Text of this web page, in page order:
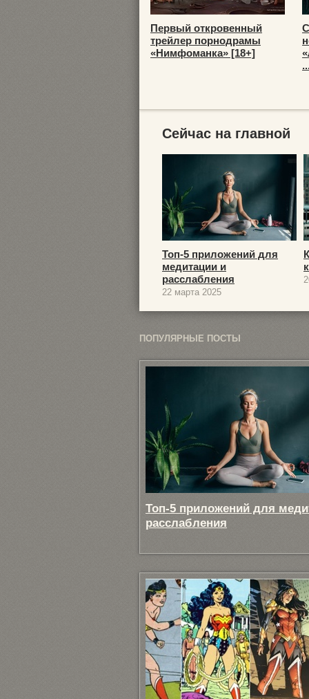
Первый откровенный
трейлер порнодрамы
«Нимфоманка» [18+]
Сейчас на главной
Топ-5 приложений для
медитации и
расслабления
22 марта 2025
ПОПУЛЯРНЫЕ ПОСТЫ
Топ-5 приложений для
расслабления